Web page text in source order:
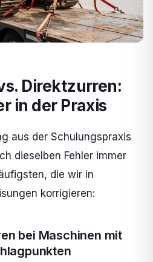
Direktzurren:
in der Praxis
aus der Schulungspraxis
dieselben Fehler immer
die wir in
korrigieren:
bei Maschinen mit